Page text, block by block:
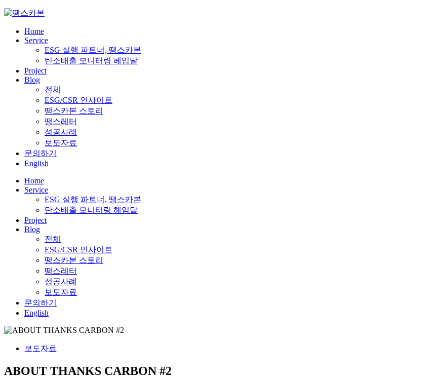
Skip
contentHome
Service
ESG 실행 파트너, 땡스카본
탄소배출 모니터링 헤임달
Project
Blog
전체
ESG/CSR 인사이트
땡스카본 스토리
땡스레터
성공사례
보도자료
문의하기
English
Home
Service
ESG 실행 파트너, 땡스카본
탄소배출 모니터링 헤임달
Project
Blog
전체
ESG/CSR 인사이트
땡스카본 스토리
땡스레터
성공사례
보도자료
문의하기
English
보도자료
ABOUT THANKS CARBON #2